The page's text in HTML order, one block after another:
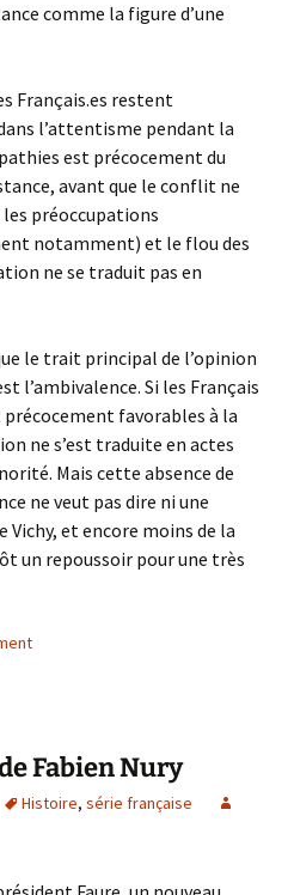
comme la figure d’une
Français.es restent
l’attentisme pendant la
est précocement du
avant que le conflit ne
les préoccupations
notamment) et le flou des
ne se traduit pas en
le trait principal de l’opinion
l’ambivalence. Si les Français
favorables à la
ne s’est traduite en actes
Mais cette absence de
ne veut pas dire ni une
et encore moins de la
un repoussoir pour une très
Fabien Nury
Histoire, série française